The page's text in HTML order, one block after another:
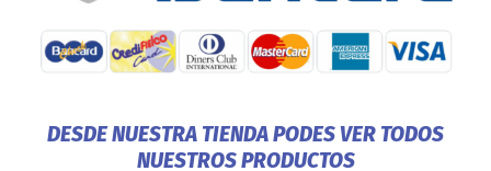
DESDE NUESTRA TIENDA PODES VER TODOS
NUESTROS PRODUCTOS